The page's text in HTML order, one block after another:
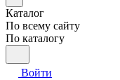
Каталог
По всему сайту
По каталогу
Войти